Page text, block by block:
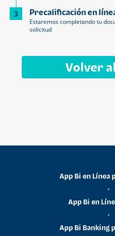
3 Precalificación en
Estaremos completando tu
solicitud
Volver
App Bi en Línea
•
App Bi en
•
App Bi Banking